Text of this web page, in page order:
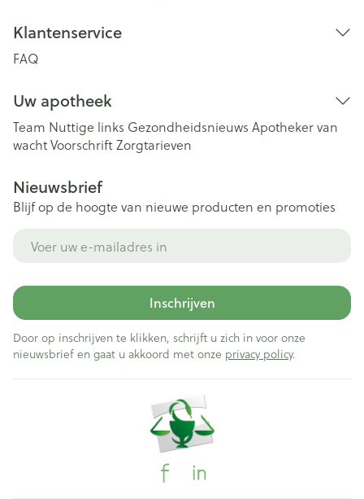
Klantenservice
FAQ
Uw apotheek
Team Nuttige links Gezondheidsnieuws Apotheker van
wachtVoorschriftZorgtarieven
Nieuwsbrief
Blijf op de hoogte van nieuwe producten en promoties
Inschrijven
Door op inschrijven te klikken, schrijft u zich in voor onze
nieuwsbrief en gaat u akkoord met onze privacy policy.